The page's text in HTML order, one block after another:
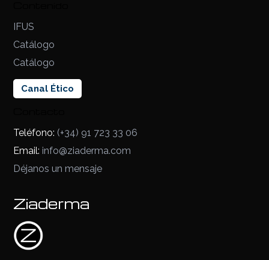
IFUS
Catálogo
Catálogo
Canal Ético
Teléfono: (+34) 91 723 33 06
Email:info@ziaderma.com
Déjanos un mensaje
Ziaderma